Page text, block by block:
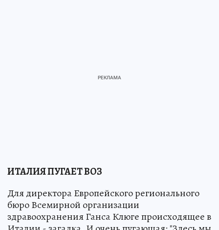
ИТАЛИЯ ПУГАЕТ ВОЗ
Для директора Европейского регионального
бюро Всемирной организации
здравоохранения Ганса Клюге происходящее в